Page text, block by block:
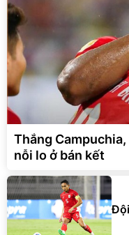
Thắng
nỗi lo ở bán kết